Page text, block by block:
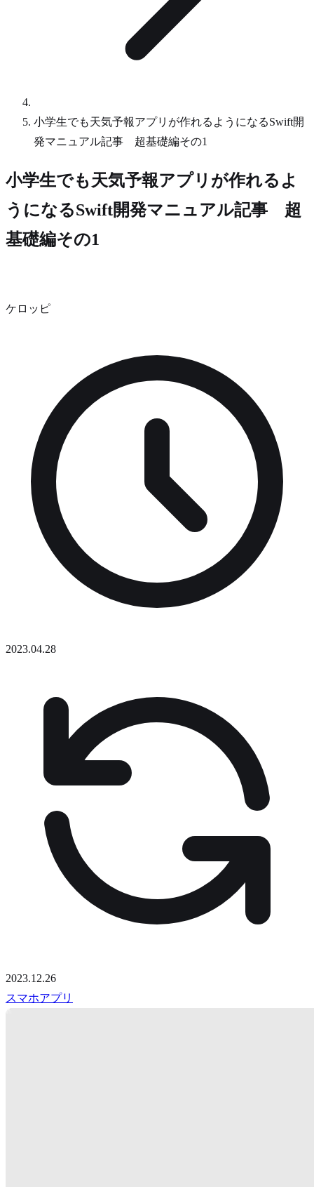
小学生でも天気予報アプリが作れるようになるSwift開
発マニュアル記事 超基礎編その1
小学生でも天気予報アプリが作れるよ
うになるSwift開発マニュアル記事 超
基礎編その1
ケロッピ
2023.04.28
2023.12.26
スマホアプリ